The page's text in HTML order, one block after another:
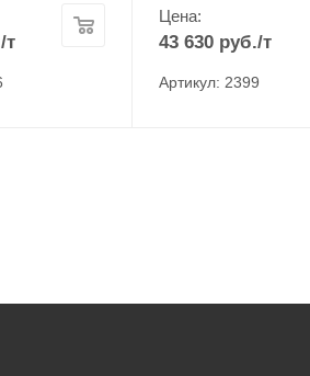
/т
Цена:
43 630 руб./т
Артикул: 2399